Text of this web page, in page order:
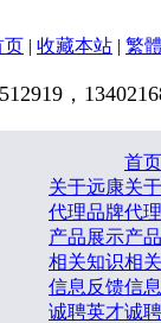
页 | 收藏本站 | 繁
，
首页
关于远康关
代理品牌代
产品展示产
相关知识相
信息反馈信
诚聘英才诚